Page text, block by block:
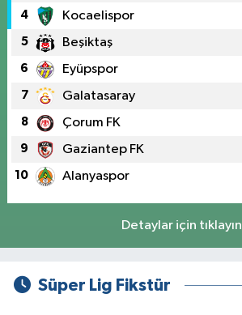
4 Kocaelispor
5 Beşiktaş
6 Eyüpspor
7 Galatasaray
8 Çorum FK
9 Gaziantep FK
10 Alanyaspor
Detaylar için tıklayın
Süper Lig Fikstür